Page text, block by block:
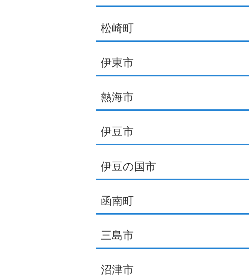
松崎町
伊東市
熱海市
伊豆市
伊豆の国市
函南町
三島市
沼津市